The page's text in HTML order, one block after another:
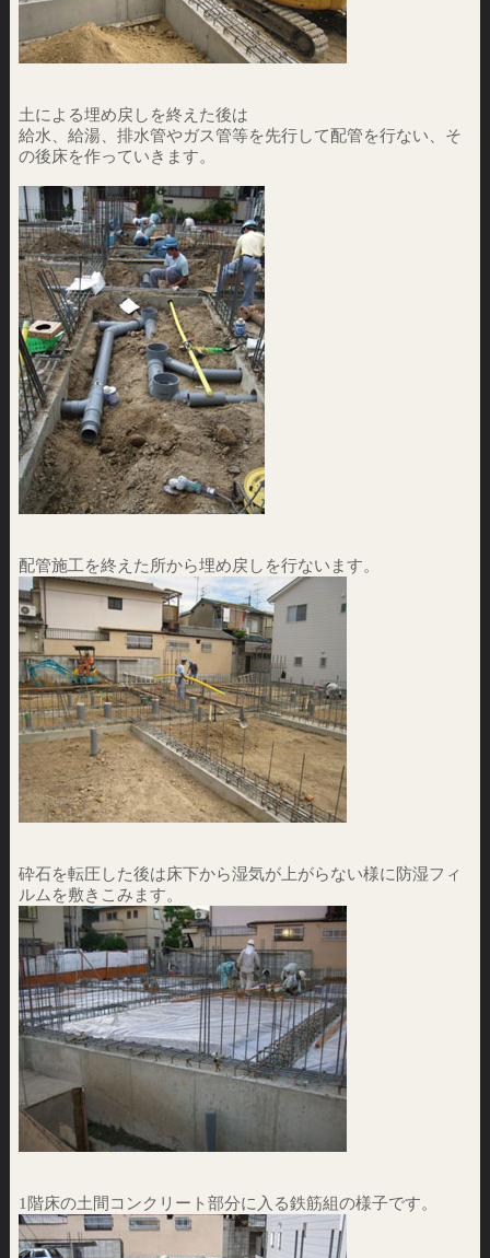
土による埋め戻しを終えた後は
給水、給湯、排水管やガス管等を先行して配管を行ない、そ
の後床を作っていきます。
配管施工を終えた所から埋め戻しを行ないます。
砕石を転圧した後は床下から湿気が上がらない様に防湿フィ
ルムを敷きこみます。
1階床の土間コンクリート部分に入る鉄筋組の様子です。